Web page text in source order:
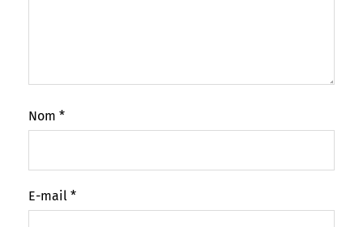
Nom *
E-mail *